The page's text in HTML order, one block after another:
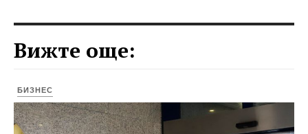
Вижте още:
БИЗНЕС